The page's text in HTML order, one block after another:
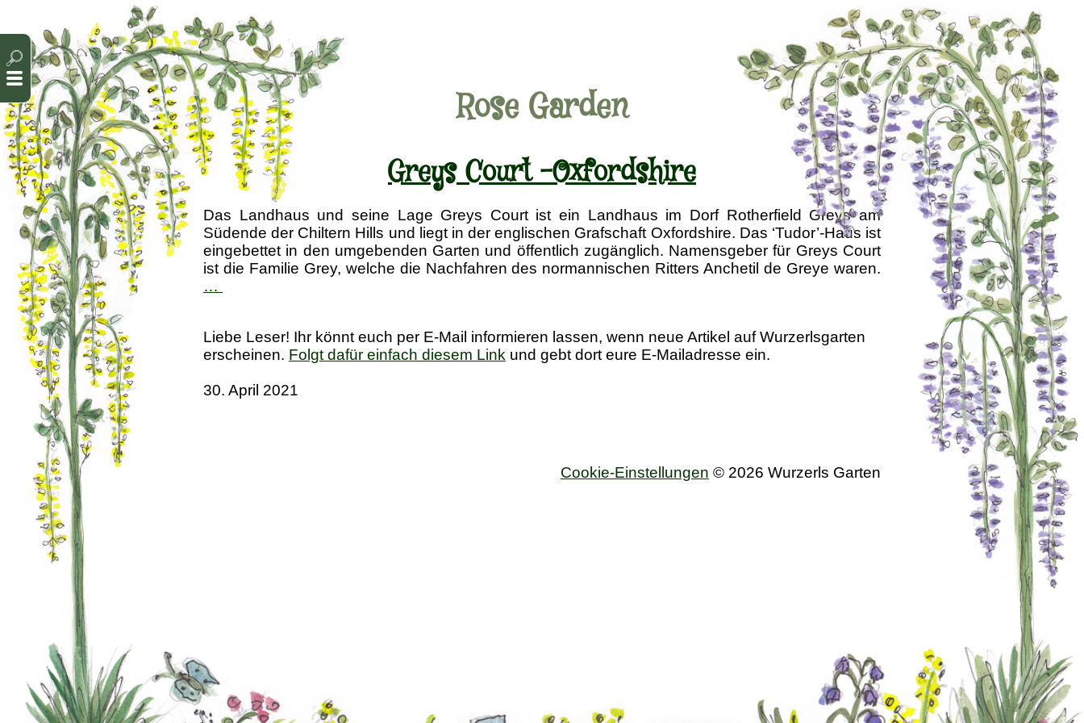
Rose Garden
Greys Court -Oxfordshire
Das Landhaus und seine Lage Greys Court ist ein Landhaus im Dorf Rotherfield Greys am
Südende der Chiltern Hills und liegt in der englischen Grafschaft Oxfordshire. Das ‘Tudor’-Haus ist
eingebettet in den umgebenden Garten und öffentlich zugänglich. Namensgeber für Greys Court
ist die Familie Grey, welche die Nachfahren des normannischen Ritters Anchetil de Greye waren.
…
Oxfordshire
Liebe Leser! Ihr könnt euch per E-Mail informieren lassen, wenn neue Artikel auf Wurzerlsgarten
erscheinen. Folgt dafür einfach diesem Link und gebt dort eure E-Mailadresse ein.
30. April 2021
Cookie-Einstellungen © 2026 Wurzerls Garten
Cookie-Einstellungen